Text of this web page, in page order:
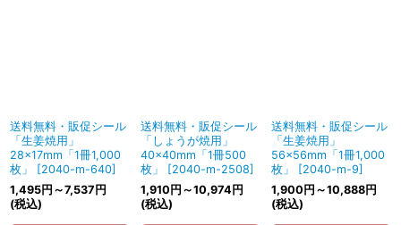
送料無料・販促シール
「生姜焼用」
28×17mm「1冊1,000
枚」
[2040-m-640]
1,495円 ～7,537 円
(税込)
送料無料・販促シール
「しょうが焼用」
40×40mm「1冊500
枚」
[2040-m-2508]
1,910 円 ～10,974 円
(税込)
送料無料・販促シール
「生姜焼用」
56×56mm「1冊1,000
枚」
[2040-m-9]
1,900 円 ～10,888円
(税込)